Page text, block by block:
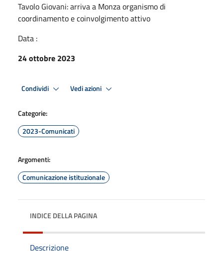
Tavolo Giovani: arriva a Monza organismo di
coordinamento e coinvolgimento attivo
Data :
24 ottobre 2023
Condividi Vedi azioni
Categorie:
2023-Comunicati
Argomenti:
Comunicazione istituzionale
INDICE DELLA PAGINA
Descrizione